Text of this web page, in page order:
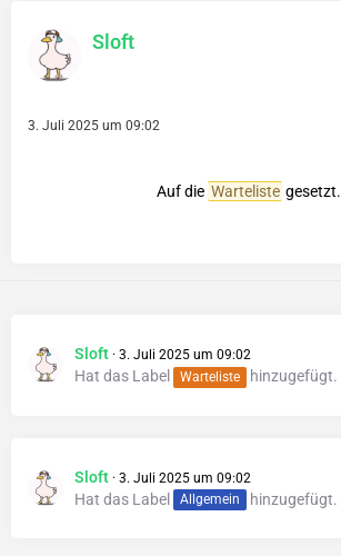
Sloft
3. Juli 2025 um 09:02
Auf die Warteliste gesetzt.
Sloft 3. Juli 2025 um 09:02
Hat das Label Warteliste hinzugefügt.
Sloft 3. Juli 2025 um 09:02
Hat das Label Allgemein hinzugefügt.